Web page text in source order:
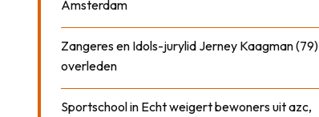
Amsterdam
Zangeres en Idols-jurylid Jerney Kaagman (79)
overleden
Sportschool in Echt weigert bewoners uit azc,